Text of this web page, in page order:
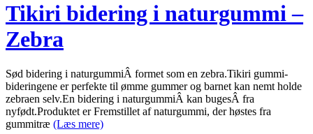
Tikiri bidering i naturgummi –
Zebra
Sød bidering i naturgummiÂ formet som en zebra.Tikiri gummi-
bideringene er perfekte til ømme gummer og barnet kan nemt holde
zebraen selv.En bidering i naturgummiÂ kan bugesÂ fra
nyfødt.Produktet er Fremstillet af naturgummi, der høstes fra
gummitræ (Læs mere)